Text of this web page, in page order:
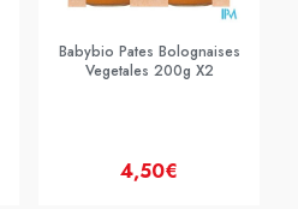
Babybio Pates Bolognaises
Vegetales 200g X2
4,50€